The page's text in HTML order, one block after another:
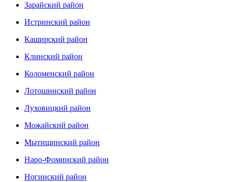
Зарайский район
Истринский район
Каширский район
Клинский район
Коломенский район
Лотошинский район
Луховицкий район
Можайский район
Мытищинский район
Наро-Фоминский район
Ногинский район